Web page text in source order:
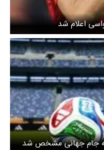
اعلام شد
جام جهانی مشخص شد